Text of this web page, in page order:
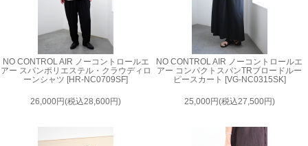
NO CONTROL AIR ノーコントロールエ
アー スパンポリエステル・クラウディロ
ーンシャツ [HR-NC0709SF]
26,000円(税込28,600円)
NO CONTROL AIR ノーコントロールエ
アー コンパクトスパンTRブロードルー
ピースカート [VG-NC0315SK]
25,000円(税込27,500円)